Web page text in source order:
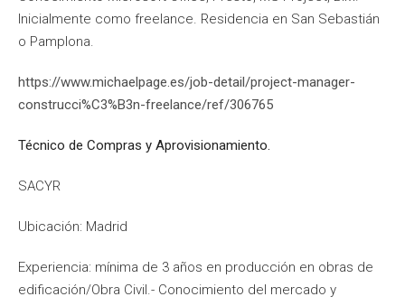
Inicialmente como freelance. Residencia en San Sebastián
o Pamplona.
https://www.michaelpage.es/job-detail/project-manager-
construcci%C3%B3n-freelance/ref/306765
Técnico de Compras y Aprovisionamiento.
SACYR
Ubicación: Madrid
Experiencia: mínima de 3 años en producción en obras de
edificación/Obra Civil.- Conocimiento del mercado y